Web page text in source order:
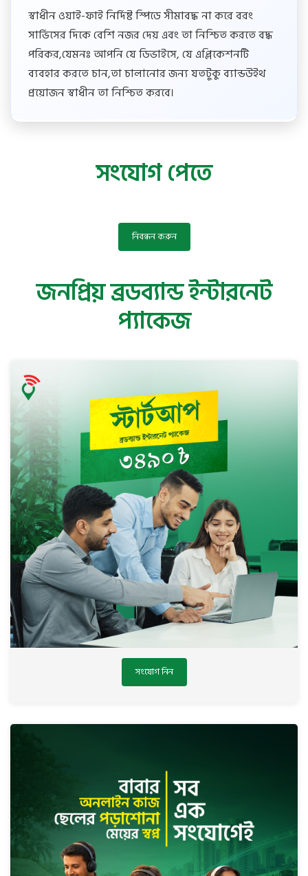
স্বাধীন ওয়াই-ফাই নির্দিষ্ট স্পিডে সীমাবদ্ধ না করে বরং
সার্ভিসের দিকে বেশি নজর দেয় এবং তা নিশ্চিত করতে বদ্ধ
পরিকর,যেমনঃ আপনি যে ডিভাইসে, যে এপ্লিকেশনটি
ব্যবহার করতে চান,তা চালানোর জন্য যতটুকু ব্যান্ডউইথ
প্রয়োজন স্বাধীন তা নিশ্চিত করবে।
সংযোগ পেতে
নিবন্ধন করুন
জনপ্রিয় ব্রডব্যান্ড ইন্টারনেট
প্যাকেজ
সংযোগ নিন